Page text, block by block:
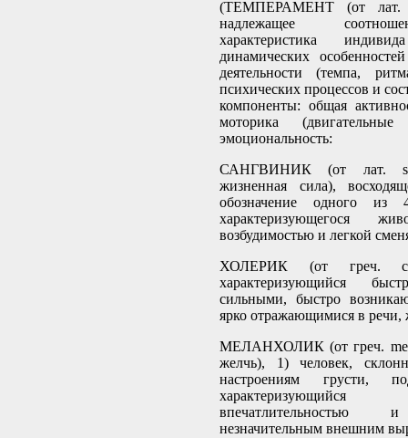
(ТЕМПЕРАМЕНТ (от лат.
надлежащее
характеристика
динамических
деятельности (темпа,
психических процессов и
компоненты: общая
моторика
эмоциональность:
САНГВИНИК (от лат.
жизненная сила),
обозначение одного из
характеризующегося
возбудимостью и легкой
ХОЛЕРИК (от греч.
характеризующийся
сильными, быстро
ярко отражающимися в речи,
МЕЛАНХОЛИК (от греч.
желчь), 1) человек,
настроениям грусти,
впечатлительностью
незначительным внешним